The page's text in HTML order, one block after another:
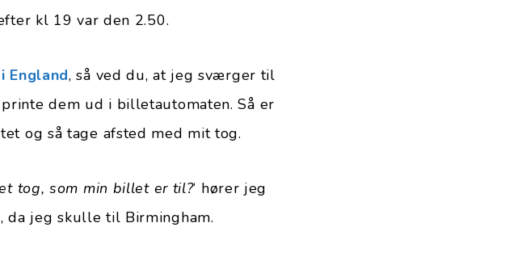
kl 19 var den 2.50.
England, så ved du, at jeg sværger til
dem ud i billetautomaten. Så er
og så tage afsted med mit tog.
tog, som min billet er til?‘ hører jeg
da jeg skulle til Birmingham.